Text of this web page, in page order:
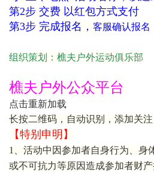
第2步 交费 以红包方式支付
第3步 完成报名， 客服确认报名
组织策划：樵夫户外运动俱乐部
樵夫户外公众平台
点击重新加载
长按二维码，自动识别，添加关
【特别申明】
1、活动中因参加者自身行为、身
或不可抗力等原因造成参加者财